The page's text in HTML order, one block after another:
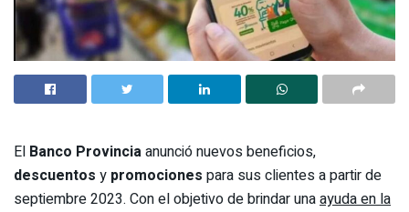
El Banco Provinciaanunció nuevos beneficios,
descuentos y promociones para sus clientes a partir de
septiembre 2023. Con el objetivo de brindar unaayuda en la